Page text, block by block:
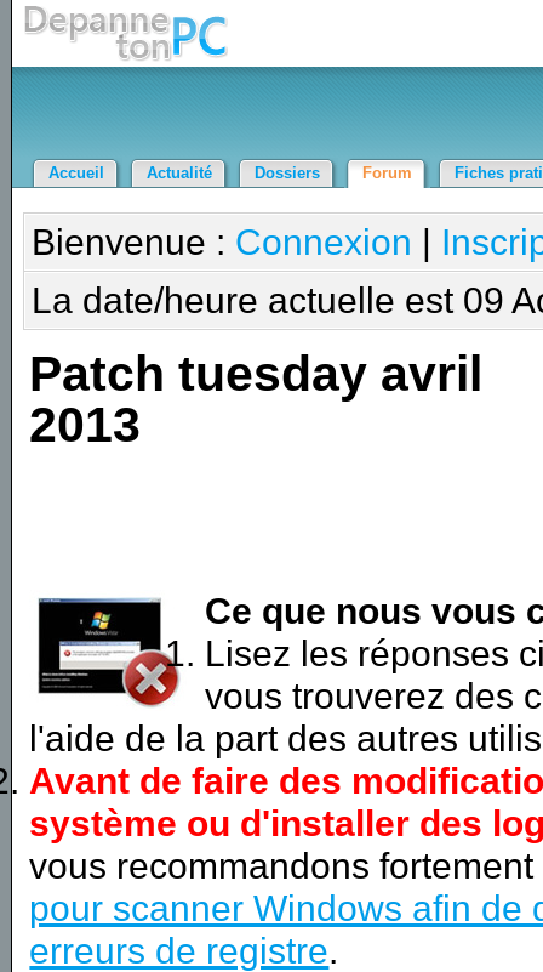
Accueil Actualité Dossiers Forum Fiches
Bienvenue : Connexion |
La date/heure actuelle est 09
Patch tuesday avril
2013
Ce que nous vous
Lisez les réponses
vous trouverez des
l'aide de la part des autres
Avant de faire des
système ou d'installer des
vous recommandons
pour scanner Windows afin de
erreurs de registre.